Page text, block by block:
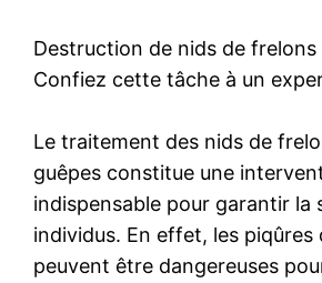
Destruction de nids de frelons
Confiez cette tâche à un
Le traitement des nids de
guêpes constitue une
indispensable pour garantir la
individus. En effet, les piqûres
peuvent être dangereuses